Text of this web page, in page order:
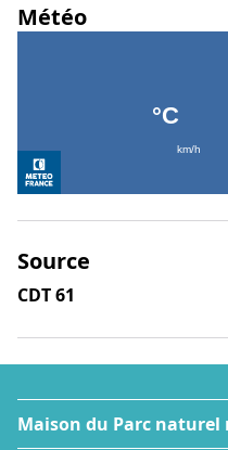
Météo
Source
CDT 61
Maison du Parc naturel